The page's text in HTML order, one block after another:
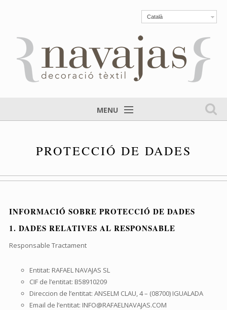
Català
MENU
PROTECCIÓ DE DADES
INFORMACIÓ SOBRE PROTECCIÓ DE DADES
1. DADES RELATIVES AL RESPONSABLE
Responsable Tractament
Entitat: RAFAEL NAVAJAS SL
CIF de l’entitat: B58910209
Direccion de l’entitat: ANSELM CLAU, 4 – (08700) IGUALADA
Email de l’entitat: INFO@RAFAELNAVAJAS.COM